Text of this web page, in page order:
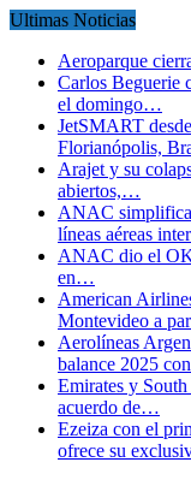
Ultimas Noticias
Aeroparque
Carlos Beguerie
el domingo…
JetSMART
Florianópolis,
Arajet y su
abiertos,…
ANAC simplifica
líneas aéreas
ANAC dio el
en…
American
Montevideo a
Aerolíneas
balance 2025
Emirates y
acuerdo de…
Ezeiza con el
ofrece su